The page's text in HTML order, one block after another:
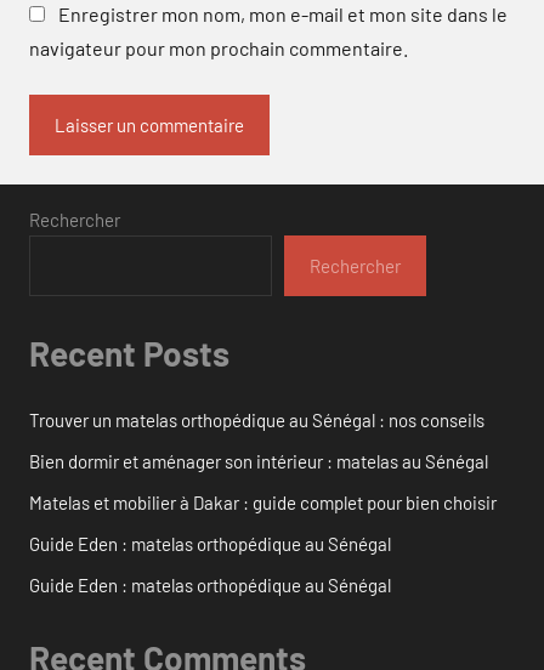
Enregistrer mon nom, mon e-mail et mon site dans le
navigateur pour mon prochain commentaire.
Rechercher
Rechercher
Recent Posts
Trouver un matelas orthopédique au Sénégal : nos conseils
Bien dormir et aménager son intérieur : matelas au Sénégal
Matelas et mobilier à Dakar : guide complet pour bien choisir
Guide Eden : matelas orthopédique au Sénégal
Guide Eden : matelas orthopédique au Sénégal
Recent Comments